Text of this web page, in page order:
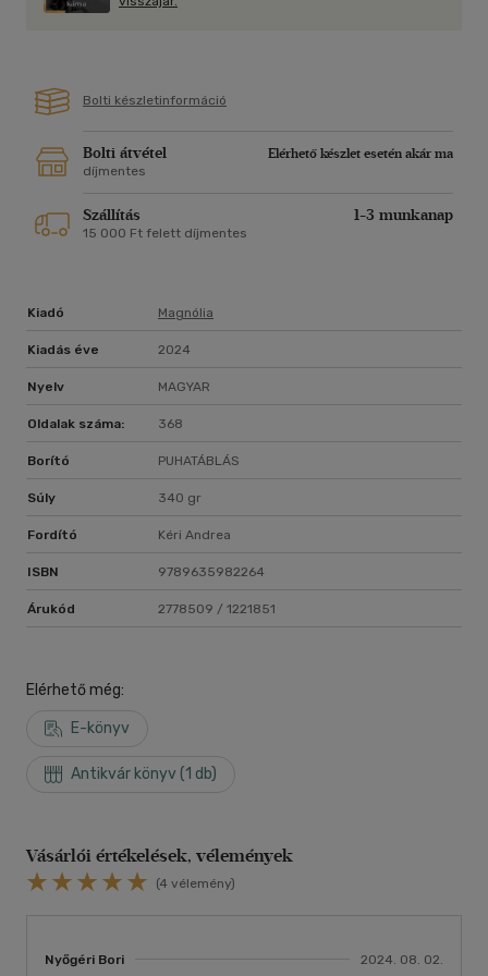
Bolti készletinformáció
Bolti átvétel
Elérhető készlet esetén akár ma
díjmentes
Szállítás 1-3 munkanap
15 000 Ft felett díjmentes
Kiadó Magnólia
Kiadás éve 2024
Nyelv MAGYAR
Oldalak száma: 368
Borító PUHATÁBLÁS
Súly 340 gr
Fordító Kéri Andrea
ISBN 9789635982264
Árukód 2778509 / 1221851
Elérhető még:
E-könyv
Antikvár könyv (1 db)
Vásárlói értékelések, vélemények
(4 vélemény)
Nyőgéri Bori 2024. 08. 02.